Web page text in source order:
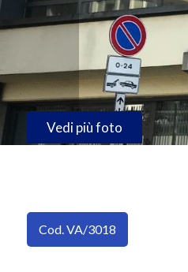
Vedi più foto
Cod. VA/3018
SERVIZI
A
REDDITO
Provincia
Comune
Tipologia